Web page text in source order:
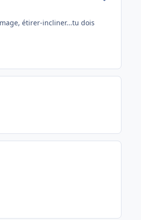
étirer-incliner...tu dois